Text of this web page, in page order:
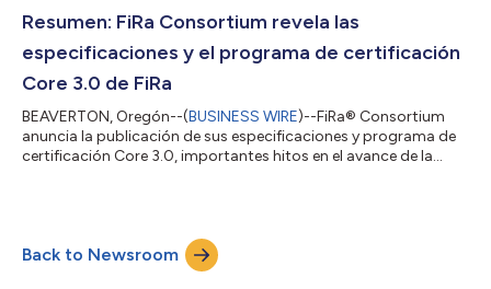
FiRa, permitiendo una interoperabilidad perfecta y permitiendo
Resumen: FiRa Consortium revela las
especificaciones y el programa de certificación
Core 3.0 de FiRa
BEAVERTON, Oregón--(BUSINESS WIRE)--FiRa® Consortium
anuncia la publicación de sus especificaciones y programa de
certificación Core 3.0, importantes hitos en el avance de la
alcance y posicionamiento seguros en distintas aplicaciones.
Funcionalidades de las especificaciones y el programa de
certificación Core 3.0 de FiRa FiRa pr...
Back to Newsroom